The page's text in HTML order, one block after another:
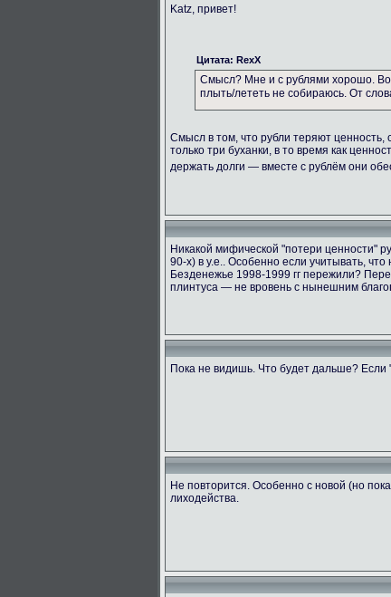
Katz, привет!
Цитата: RexX
Смысл? Мне и с рублями хорошо. Во
плыть/лететь не собираюсь. От
Смысл в том, что рубли теряют ценность,
только три буханки, в то время как
держать долги — вместе с рублём они
Никакой мифической "потери ценности"
90-х) в у.е.. Особенно если учитывать,
Безденежье 1998-1999 гг пережили?
плинтуса — не вровень с нынешним
Пока не видишь. Что будет дальше? Если
Не повторится. Особенно с новой (но
лиходейства.